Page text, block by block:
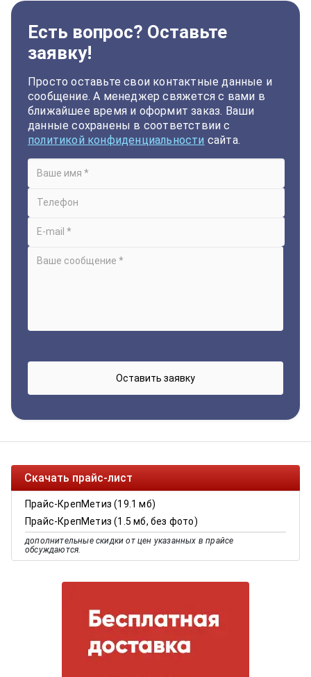
Есть вопрос? Оставьте
заявку!
Просто оставьте свои контактные данные и
сообщение. А менеджер свяжется с вами в
ближайшее время и оформит заказ. Ваши
данные сохранены в соответствии с
политикой конфиденциальности сайта.
Скачать прайс-лист
Прайс-КрепМетиз (19.1 мб)
Прайс-КрепМетиз (1.5 мб, без фото)
дополнительные скидки от цен указанных в прайсе
обсуждаются.